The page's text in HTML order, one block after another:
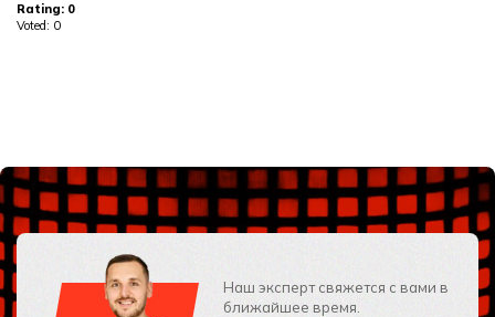
Rating: 0
Voted: 0
Наш эксперт свяжется с вами в
ближайшее время.